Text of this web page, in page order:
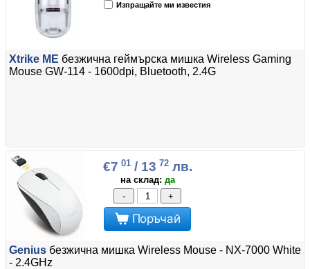
Изпращайте ми известия
Xtrike ME безжична геймърска мишка Wireless Gaming
Mouse GW-114 - 1600dpi, Bluetooth, 2.4G
€7 01/ 13 72лв.
на склад: да
-
+
Поръчай
Genius безжична мишка Wireless Mouse - NX-7000 White
- 2.4GHz